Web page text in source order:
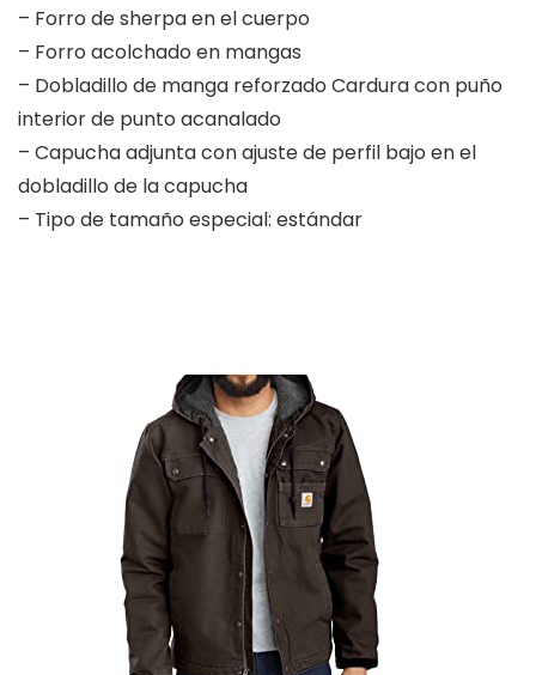
– Forro de sherpa en el cuerpo
– Forro acolchado en mangas
– Dobladillo de manga reforzado Cardura con puño
interior de punto acanalado
– Capucha adjunta con ajuste de perfil bajo en el
dobladillo de la capucha
– Tipo de tamaño especial: estándar